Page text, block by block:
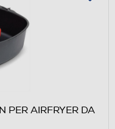
PER AIRFRYER DA